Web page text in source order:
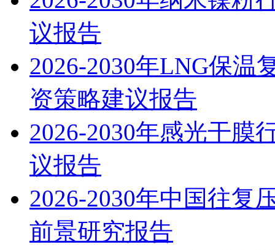
议报告
2026-2030年LNG保温
资策略建议报告
2026-2030年感光干膜
议报告
2026-2030年中国往复
前景研究报告